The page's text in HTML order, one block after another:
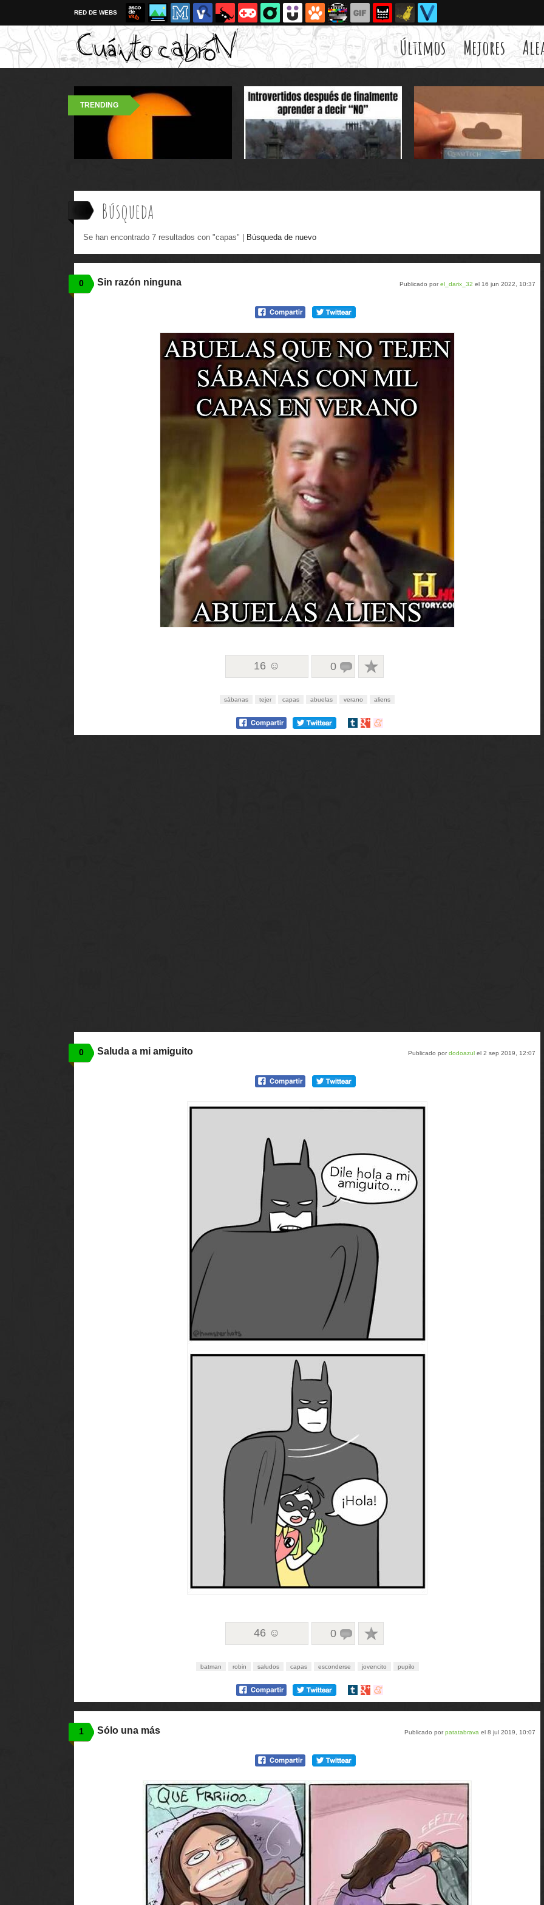
RED DE WEBS
Últimos Mejores
TRENDING
Búsqueda
Se han encontrado 7 resultados con "capas" | Búsqueda de nuevo
0 Publicado porel_darix_32 el 16 jun 2022, 10:37
Sin razón ninguna
16 ☺ 0
sábanas tejer capas abuelas verano aliens
Compartir
Compartir
Compartir
0 Publicado pordodoazul el 2 sep 2019, 12:07
Saluda a mi amiguito
46 ☺ 0
batman robin saludos capas esconderse jovencito pupilo
Compartir
Compartir
Compartir
1 Publicado porpatatabrava el 8 jul 2019, 10:07
Sólo una más